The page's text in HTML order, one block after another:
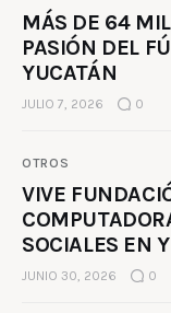
MÁS DE 64
PASIÓN DEL
YUCATÁN
JULIO 7, 2026 0
OTROS
VIVE
SOCIALES EN
JUNIO 30, 2026 0